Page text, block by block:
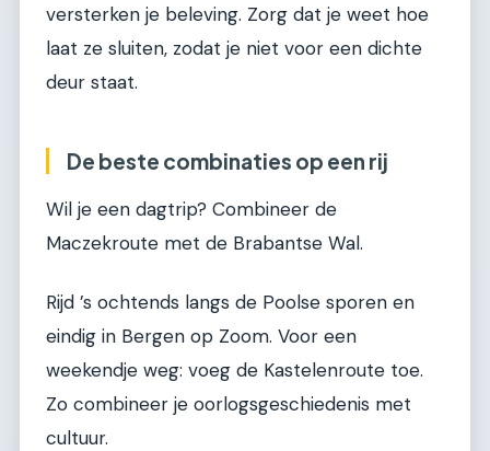
versterken je beleving. Zorg dat je weet hoe
laat ze sluiten, zodat je niet voor een dichte
deur staat.
De beste combinaties op een rij
Wil je een dagtrip? Combineer de
Maczekroute met de Brabantse Wal.
Rijd ’s ochtends langs de Poolse sporen en
eindig in Bergen op Zoom. Voor een
weekendje weg: voeg de Kastelenroute toe.
Zo combineer je oorlogsgeschiedenis met
cultuur.